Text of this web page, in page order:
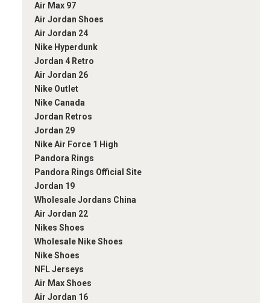
Air Max 97
Air Jordan Shoes
Air Jordan 24
Nike Hyperdunk
Jordan 4 Retro
Air Jordan 26
Nike Outlet
Nike Canada
Jordan Retros
Jordan 29
Nike Air Force 1 High
Pandora Rings
Pandora Rings Official Site
Jordan 19
Wholesale Jordans China
Air Jordan 22
Nikes Shoes
Wholesale Nike Shoes
Nike Shoes
NFL Jerseys
Air Max Shoes
Air Jordan 16